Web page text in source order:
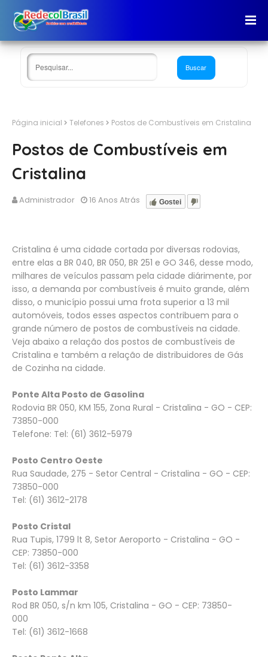
Página inicial Telefones Postos de Combustíveis em Cristalina
Postos de Combustíveis em
Cristalina
Administrador Gostei
16 Anos Atrás
Cristalina é uma cidade cortada por diversas rodovias,
entre elas a BR 040, BR 050, BR 251 e GO 346, desse modo,
milhares de veículos passam pela cidade diárimente, por
isso, a demanda por combustíveis é muito grande, além
disso, o município possui uma frota superior a 13 mil
automóveis, todos esses aspectos contribuem para o
grande número de postos de combustíveis na cidade.
Veja abaixo a relação dos postos de combustíveis de
Cristalina e também a relação de distribuidores de Gás
de Cozinha na cidade.
Ponte Alta Posto de Gasolina
Rodovia BR 050, KM 155, Zona Rural - Cristalina - GO - CEP:
73850-000
Telefone: Tel: (61) 3612-5979
Posto Centro Oeste
Rua Saudade, 275 - Setor Central - Cristalina - GO - CEP:
73850-000
Tel: (61) 3612-2178
Posto Cristal
Rua Tupis, 1799 lt 8, Setor Aeroporto - Cristalina - GO -
CEP: 73850-000
Tel: (61) 3612-3358
Posto Lammar
Rod BR 050, s/n km 105, Cristalina - GO - CEP: 73850-
000
Tel: (61) 3612-1668